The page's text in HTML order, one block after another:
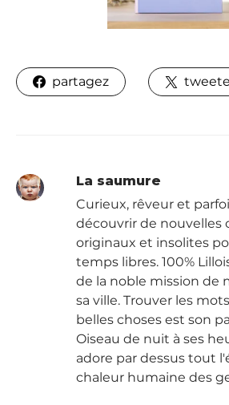
partagez
La saumure
Curieux, rêveur et
découvrir de nouvelles
originaux et insolites
temps libres. 100%
de la noble mission de
sa ville. Trouver les
belles choses est son
Oiseau de nuit à ses
adore par dessus tout
chaleur humaine des